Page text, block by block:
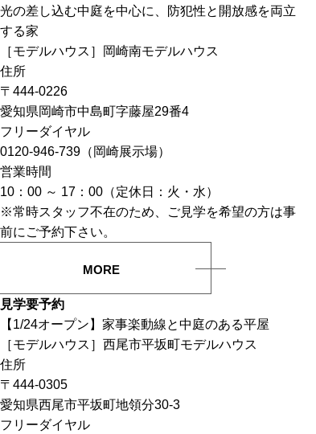
光の差し込む中庭を中心に、防犯性と​開放感を​両立
する家
［モデルハウス］岡崎南モデルハウス
住所
〒444-0226
愛知県岡崎市中島町字藤屋29番4
フリーダイヤル
0120-946-739（岡崎展示場）
営業時間
10：00 ～ 17：00（定休日：火・水）
※常時スタッフ不在のため、ご見学を希望の方は事
前にご予約下さい。
MORE
見学要予約
【1/24オープン】家事楽動線と中庭のある平屋
［モデルハウス］西尾市平坂町モデルハウス
住所
〒444-0305
愛知県西尾市平坂町地領分30-3
フリーダイヤル